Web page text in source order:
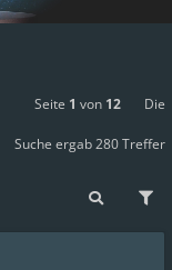
Seite 1 von 12 Die
Suche ergab 280 Treffer